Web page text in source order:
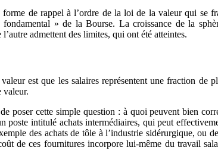
de rappel à l’ordre de la loi de la valeur qui se
» de la Bourse. La croissance de la
admettent des limites, qui ont été atteintes.
est que les salaires représentent une fraction
valeur.
poser cette simple question : à quoi peuvent bien
poste intitulé achats intermédiaires, qui peut
des achats de tôle à l’industrie sidérurgique, ou
de ces fournitures incorpore lui-même du travail